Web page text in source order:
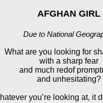
AFGHAN GIRL
Due to National
What are you looking for
with a sharp fear
and much redof
and unhesitating?
you’re looking at, it